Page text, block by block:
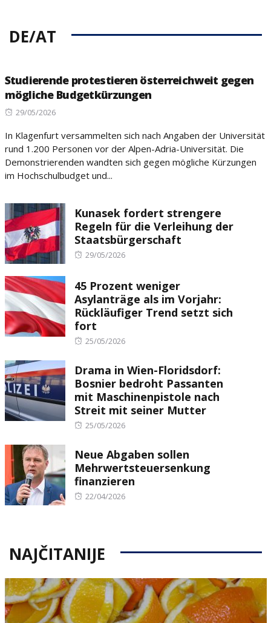
DE/AT
Studierende protestieren österreichweit gegen
mögliche Budgetkürzungen
Posted
29/05/2026
In Klagenfurt versammelten sich nach Angaben der Universität
rund 1.200 Personen vor der Alpen-Adria-Universität. Die
Demonstrierenden wandten sich gegen mögliche Kürzungen
im Hochschulbudget und...
Kunasek fordert strengere
Regeln für die Verleihung der
Staatsbürgerschaft
Posted
29/05/2026
45 Prozent weniger
Asylanträge als im Vorjahr:
Rückläufiger Trend setzt sich
fort
Posted
25/05/2026
Drama in Wien-Floridsdorf:
Bosnier bedroht Passanten
mit Maschinenpistole nach
Streit mit seiner Mutter
Posted
25/05/2026
Neue Abgaben sollen
Mehrwertsteuersenkung
finanzieren
Posted
22/04/2026
NAJČITANIJE